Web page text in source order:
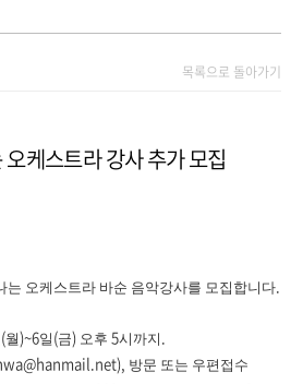
목록으로 돌아가기
케스트라 강사 추가 모집
는 오케스트라 바순 음악강사를 모집합니다.
(월)~6일 (금) 오후 5시까지 .
방문 또는 우편접수